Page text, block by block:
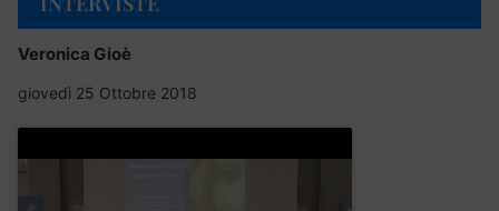
Veronica Gioè
giovedì 25 Ottobre 2018